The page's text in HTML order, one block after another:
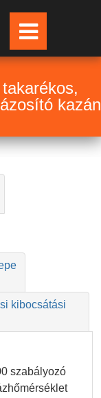
kazán
kibocsátási
szabályozó